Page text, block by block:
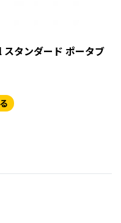
タンダード ポータブ